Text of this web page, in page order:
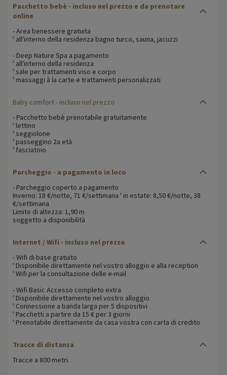
Pacchetto bebè - incluso nel prezzo e da prenotare
online
- Area benessere gratuita
' all'interno della residenza bagno turco, sauna, jacuzzi
- Deep Nature Spa a pagamento
' all'interno della residenza
' sale per trattamenti viso e corpo
' massaggi à la carte e trattamenti personalizzati
Baby comfort- incluso nel prezzo
- Pacchetto bebè prenotabile gratuitamente
' lettino
' seggiolone
' passeggino 2a età
' fasciatoio
Parcheggio - a pagamento in loco
- Parcheggio coperto a pagamento
Inverno: 18 €/notte, 71 €/settimana ' in estate: 8,50 €/notte, 38
€/settimana
Limite di altezza: 1,90 m
soggetto a disponibilità
Internet / Wifi - incluso nel prezzo
- Wifi di base gratuito
' Disponibile direttamente nel vostro alloggio e alla reception
' Wifi per la consultazione delle e-mail
- Wifi Basic Accesso completo extra
' Disponibile direttamente nel vostro alloggio
' Connessione a banda larga per 5 dispositivi
' Pacchetti a partire da 15 € per 3 giorni
' Prenotabile direttamente da casa vostra con carta di credito
Tracce di distanza
Tracce a 800 metri.